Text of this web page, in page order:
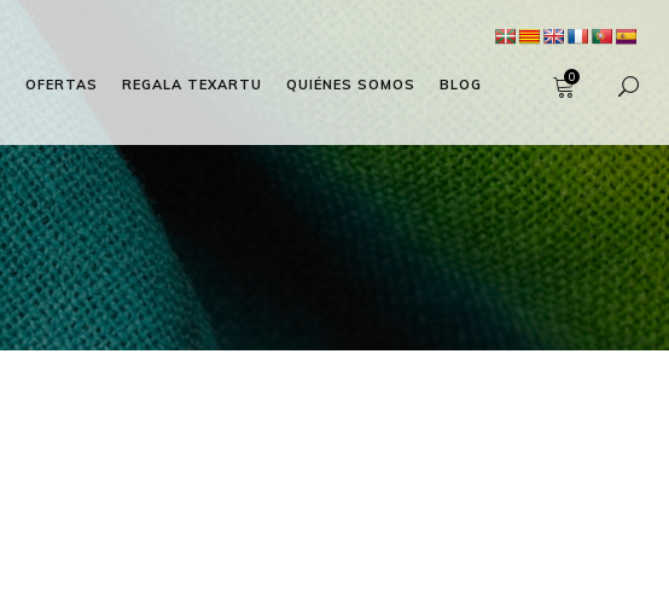
OFERTAS REGALA TEXARTU QUIÉNES SOMOS BLOG 0